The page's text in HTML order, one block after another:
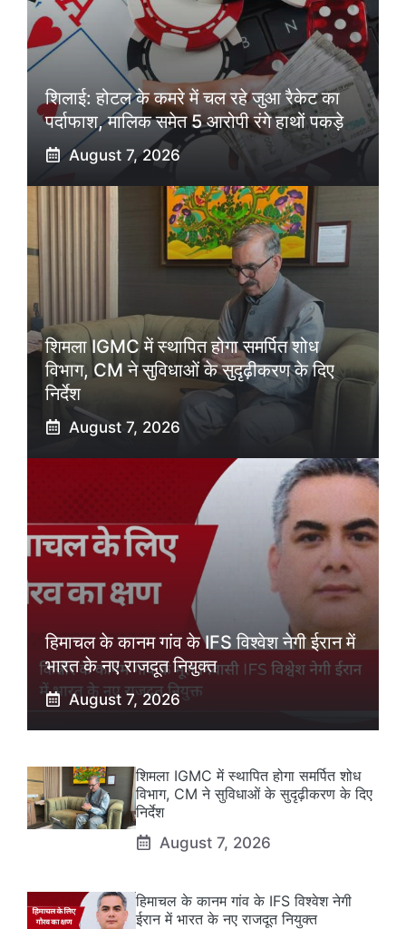
शिलाई: होटल के कमरे में चल रहे जुआ रैकेट का
पर्दाफाश, मालिक समेत 5 आरोपी रंगे हाथों पकड़े
August 7, 2026
शिमला IGMC में स्थापित होगा समर्पित शोध
विभाग, CM ने सुविधाओं के सुदृढ़ीकरण के दिए
निर्देश
August 7, 2026
हिमाचल के कानम गांव के IFS विश्वेश नेगी ईरान में
भारत के नए राजदूत नियुक्त
August 7, 2026
शिमला IGMC में स्थापित होगा समर्पित शोध
विभाग, CM ने सुविधाओं के सुदृढ़ीकरण के दिए
निर्देश
August 7, 2026
हिमाचल के कानम गांव के IFS विश्वेश नेगी
ईरान में भारत के नए राजदूत नियुक्त